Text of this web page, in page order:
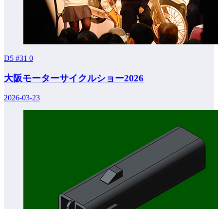
D5 #31 0
大阪モーターサイクルショー2026
2026-03-23